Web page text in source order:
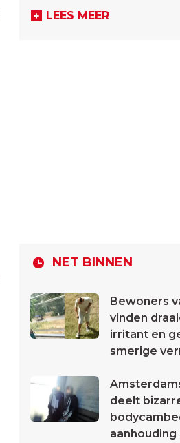
LEES MEER
NET BINNEN
Bewoners
vinden
irritant en
smerige
deelt
aanhouding